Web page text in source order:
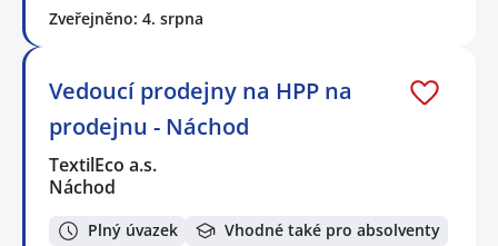
Zveřejněno: 4. srpna
Vedoucí prodejny na HPP na
prodejnu - Náchod
TextilEco a.s.
Náchod
Plný úvazek Vhodné také pro absolventy